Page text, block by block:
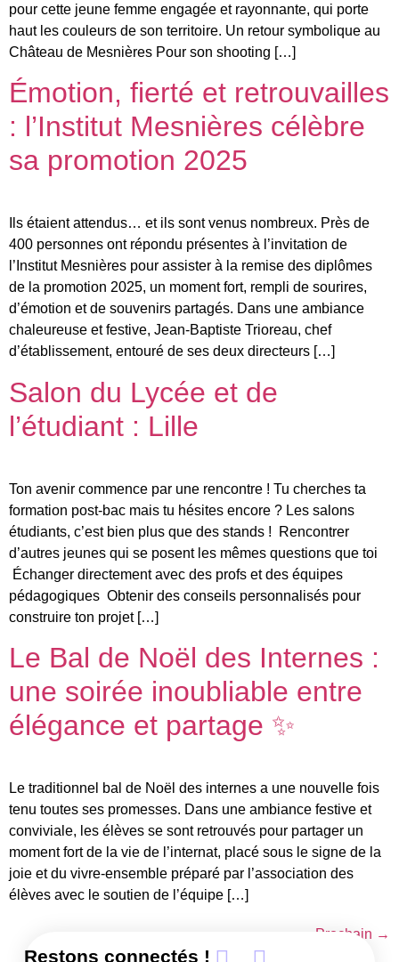
pour cette jeune femme engagée et rayonnante, qui porte
haut les couleurs de son territoire. Un retour symbolique au
Château de Mesnières Pour son shooting […]
Émotion, fierté et retrouvailles
: l’Institut Mesnières célèbre
sa promotion 2025
Ils étaient attendus… et ils sont venus nombreux. Près de
400 personnes ont répondu présentes à l’invitation de
l’Institut Mesnières pour assister à la remise des diplômes
de la promotion 2025, un moment fort, rempli de sourires,
d’émotion et de souvenirs partagés. Dans une ambiance
chaleureuse et festive, Jean-Baptiste Trioreau, chef
d’établissement, entouré de ses deux directeurs […]
Salon du Lycée et de
l’étudiant : Lille
Ton avenir commence par une rencontre ! Tu cherches ta
formation post-bac mais tu hésites encore ? Les salons
étudiants, c’est bien plus que des stands ! Rencontrer
d’autres jeunes qui se posent les mêmes questions que toi
Échanger directement avec des profs et des équipes
pédagogiques Obtenir des conseils personnalisés pour
construire ton projet […]
Le Bal de Noël des Internes :
une soirée inoubliable entre
élégance et partage ✨
Le traditionnel bal de Noël des internes a une nouvelle fois
tenu toutes ses promesses. Dans une ambiance festive et
conviviale, les élèves se sont retrouvés pour partager un
moment fort de la vie de l’internat, placé sous le signe de la
joie et du vivre-ensemble préparé par l’association des
élèves avec le soutien de l’équipe […]
Prochain →
Restons connectés !